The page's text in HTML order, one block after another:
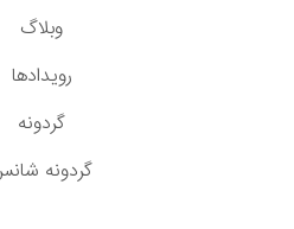
وبلاگ
رویدادها
گردونه
گردونه